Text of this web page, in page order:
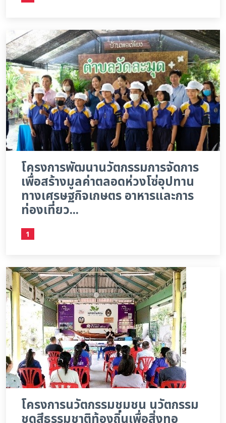
โครงการพัฒนานวัตกรรมการจัดการ
เพื่อสร้างมูลค่าตลอดห่วงโซ่อุปทาน
ทางเศรษฐกิจเกษตร อาหารและการ
ท่องเที่ยว...
1
โครงการนวัตกรรมชุมชน นวัตกรรม